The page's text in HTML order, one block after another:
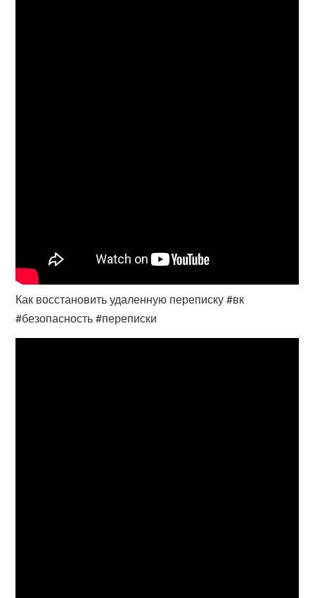
Как восстановить удаленную переписку #вк
#безопасность #переписки